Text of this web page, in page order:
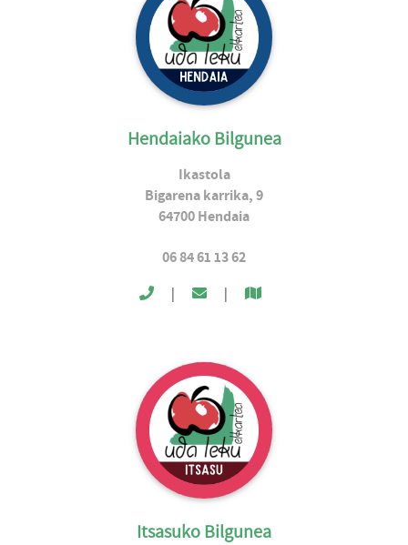
Hendaiako Bilgunea
Ikastola
Bigarena karrika, 9
64700Hendaia
06 84 61 13 62
| |
Itsasuko Bilgunea